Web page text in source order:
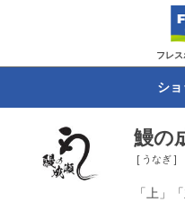
フレ
シ
鰻の
[ うなぎ ]
「上」